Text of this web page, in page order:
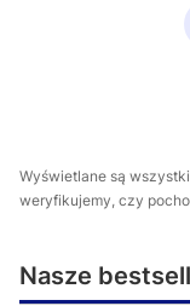
Wyświetlane są
weryfikujemy, czy
Nasze